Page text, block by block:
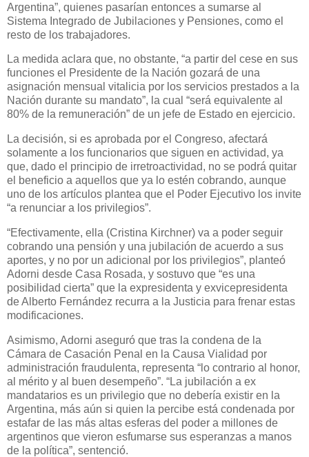
Argentina”, quienes pasarían entonces a sumarse al
Sistema Integrado de Jubilaciones y Pensiones, como el
resto de los trabajadores.
La medida aclara que, no obstante, “a partir del cese en sus
funciones el Presidente de la Nación gozará de una
asignación mensual vitalicia por los servicios prestados a la
Nación durante su mandato”, la cual “será equivalente al
80% de la remuneración” de un jefe de Estado en ejercicio.
La decisión, si es aprobada por el Congreso, afectará
solamente a los funcionarios que siguen en actividad, ya
que, dado el principio de irretroactividad, no se podrá quitar
el beneficio a aquellos que ya lo estén cobrando, aunque
uno de los artículos plantea que el Poder Ejecutivo los invite
“a renunciar a los privilegios”.
“Efectivamente, ella (Cristina Kirchner) va a poder seguir
cobrando una pensión y una jubilación de acuerdo a sus
aportes, y no por un adicional por los privilegios”, planteó
Adorni desde Casa Rosada, y sostuvo que “es una
posibilidad cierta” que la expresidenta y exvicepresidenta
de Alberto Fernández recurra a la Justicia para frenar estas
modificaciones.
Asimismo, Adorni aseguró que tras la condena de la
Cámara de Casación Penal en la Causa Vialidad por
administración fraudulenta, representa “lo contrario al honor,
al mérito y al buen desempeño”. “La jubilación a ex
mandatarios es un privilegio que no debería existir en la
Argentina, más aún si quien la percibe está condenada por
estafar de las más altas esferas del poder a millones de
argentinos que vieron esfumarse sus esperanzas a manos
de la política”, sentenció.